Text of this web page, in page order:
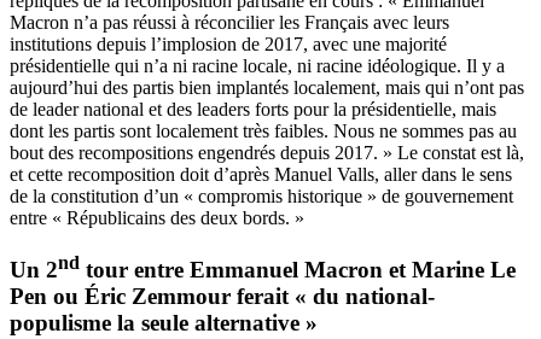
Macron n’a pas réussi à réconcilier les Français avec leurs
institutions depuis l’implosion de 2017, avec une majorité
présidentielle qui n’a ni racine locale, ni racine idéologique. Il y a
aujourd’hui des partis bien implantés localement, mais qui n’ont pas
de leader national et des leaders forts pour la présidentielle, mais
dont les partis sont localement très faibles. Nous ne sommes pas au
bout des recompositions engendrés depuis 2017. » Le constat est là,
et cette recomposition doit d’après Manuel Valls, aller dans le sens
de la constitution d’un « compromis historique » de gouvernement
entre « Républicains des deux bords. »
Un 2nd tour entre Emmanuel Macron et Marine Le
Pen ou Éric Zemmour ferait « du national-
populisme la seule alternative »